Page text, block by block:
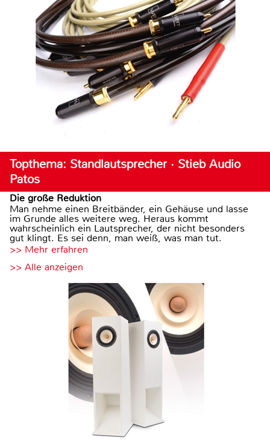
Topthema: Standlautsprecher · Stieb Audio
Patos
Die große Reduktion
Man nehme einen Breitbänder, ein Gehäuse und lasse
im Grunde alles weitere weg. Heraus kommt
wahrscheinlich ein Lautsprecher, der nicht besonders
gut klingt. Es sei denn, man weiß, was man tut.
>> Mehr erfahren
>> Alle anzeigen